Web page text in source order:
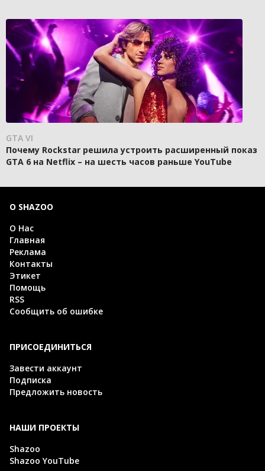
GTA VI
Почему Rockstar решила устроить расширенный показ
GTA 6 на Netflix – на шесть часов раньше YouTube
О SHAZOO
О Нас
Главная
Реклама
Контакты
Этикет
Помощь
RSS
Сообщить об ошибке
ПРИСОЕДИНИТЬСЯ
Завести аккаунт
Подписка
Предложить новость
НАШИ ПРОЕКТЫ
Shazoo
Shazoo YouTube